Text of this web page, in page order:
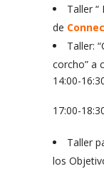
Taller
de
Taller:
corcho” a
14:00-
17:00-
Taller
los